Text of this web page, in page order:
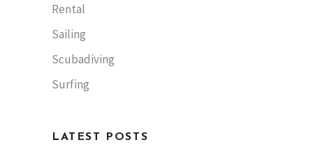
Rental
Sailing
Scubadiving
Surfing
LATEST POSTS